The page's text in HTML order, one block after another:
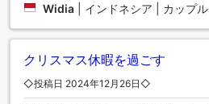
Widia インドネシア | カップル
クリスマス休暇を過ごす
◇投稿日 2024年12月26日◇